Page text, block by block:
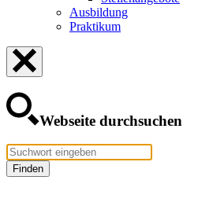
Ausbildung
Praktikum
Webseite durchsuchen
Finden